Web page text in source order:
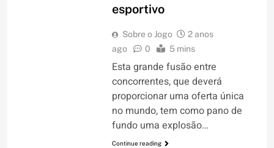
esportivo
Sobre o Jogo
2 anos
ago
0 5 mins
Esta grande fusão entre
concorrentes, que deverá
proporcionar uma oferta única
no mundo, tem como pano de
fundo uma explosão…
Continue reading